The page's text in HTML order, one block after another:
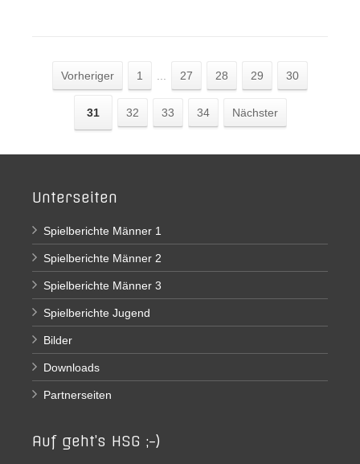
Vorheriger 1 27 28 29 30
31 32 33 34 Nächster
Unterseiten
Spielberichte Männer 1
Spielberichte Männer 2
Spielberichte Männer 3
Spielberichte Jugend
Bilder
Downloads
Partnerseiten
Auf geht’s HSG ;-)